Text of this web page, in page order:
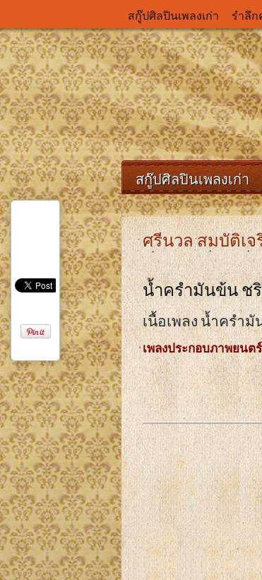
สกู๊ปศิลปินเพลงเก่า รำลึก
สกู๊ปศิลปินเพลงเก่า
ศรีนวล สมบัติเจริญ
น้ำครำมันข้น ช
เนื้อเพลง น้ำครำ
เพลงประกอบภาพยนต